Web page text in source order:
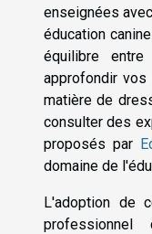
enseignées
éducation
équilibre
approfondir vos
matière de
consulter des
proposés par
domaine de
L'adoption de
professionnel